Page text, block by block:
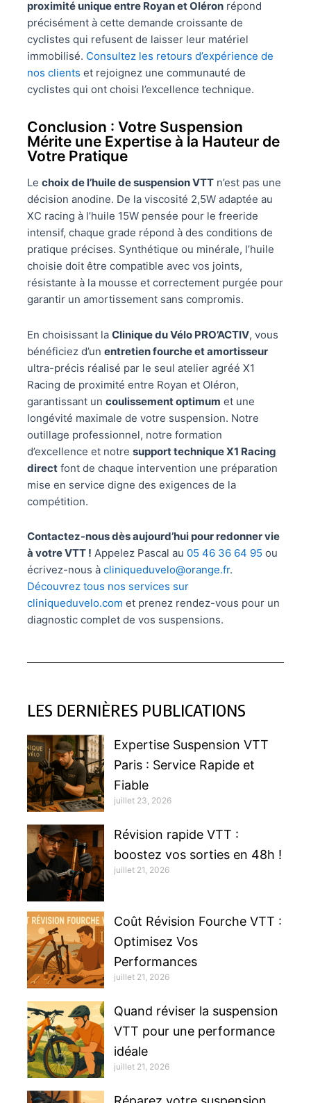
proximité unique entre Royan et Oléron répond
précisément à cette demande croissante de
cyclistes qui refusent de laisser leur matériel
immobilisé. Consultez les retours d’expérience de
nos clients et rejoignez une communauté de
cyclistes qui ont choisi l’excellence technique.
Conclusion : Votre Suspension
Mérite une Expertise à la Hauteur de
Votre Pratique
Lechoix de l’huile de suspension VTT n’est pas une
décision anodine. De la viscosité 2,5W adaptée au
XC racing à l’huile 15W pensée pour le freeride
intensif, chaque grade répond à des conditions de
pratique précises. Synthétique ou minérale, l’huile
choisie doit être compatible avec vos joints,
résistante à la mousse et correctement purgée pour
garantir un amortissement sans compromis.
En choisissant laClinique du Vélo PRO’ACTIV, vous
bénéficiez d’unentretien fourche et amortisseur
ultra-précis réalisé par le seul atelier agréé X1
Racing de proximité entre Royan et Oléron,
garantissant uncoulissement optimum et une
longévité maximale de votre suspension. Notre
outillage professionnel, notre formation
d’excellence et notresupport technique X1 Racing
direct font de chaque intervention une préparation
mise en service digne des exigences de la
compétition.
Contactez-nous dès aujourd’hui pour redonner vie
à votre VTT ! Appelez Pascal au 05 46 36 64 95 ou
écrivez-nous àcliniqueduvelo@orange.fr.
Découvrez tous nos services sur
cliniqueduvelo.com et prenez rendez-vous pour un
diagnostic complet de vos suspensions.
LES DERNIÈRES PUBLICATIONS
Expertise Suspension VTT
Paris : Service Rapide et
Fiable
juillet 23, 2026
Révision rapide VTT :
boostez vos sorties en 48h !
juillet 21, 2026
Coût Révision Fourche VTT :
Optimisez Vos
Performances
juillet 21, 2026
Quand réviser la suspension
VTT pour une performance
idéale
juillet 21, 2026